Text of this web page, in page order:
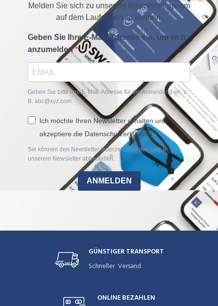
Melden Sie sich zu unserem Newsletter an, um
auf dem Laufenden zu bleiben.
Geben Sie Ihre E-Mail-Adresse ein, um sich
anzumelden
Geben Sie bitte Ihre E-Mail-Adresse für die Anmeldung an, z.
B. abc@xyz.com.
Ich möchte Ihren Newsletter erhalten und
akzeptiere die Datenschutzerklärung.
Sie können den Newsletter jederzeit über den Link in
unserem Newsletter abbestellen.
ANMELDEN
GÜNSTIGER TRANSPORT
Schneller Versand
ONLINE BEZAHLEN